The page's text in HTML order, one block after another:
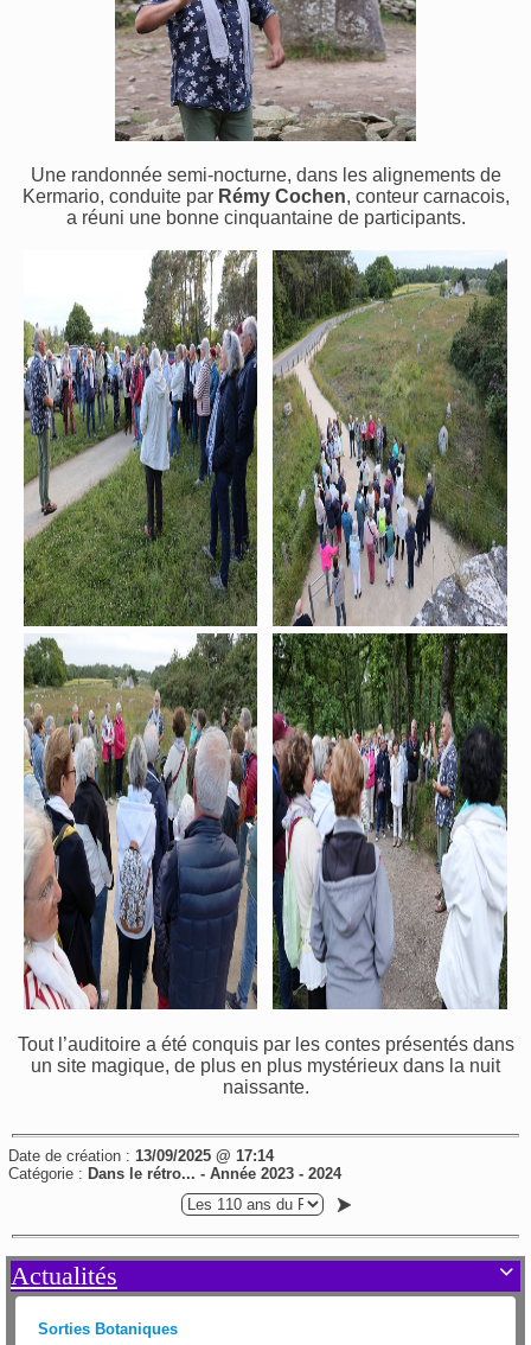
Une randonnée semi-nocturne, dans les alignements de
Kermario, conduite par Rémy Cochen, conteur carnacois,
a réuni une bonne cinquantaine de participants.
Tout l’auditoire a été conquis par les contes présentés dans
un site magique, de plus en plus mystérieux dans la nuit
naissante.
Date de création : 13/09/2025 @ 17:14
Catégorie : Dans le rétro... - Année 2023 - 2024

Actualités
Sorties Botaniques